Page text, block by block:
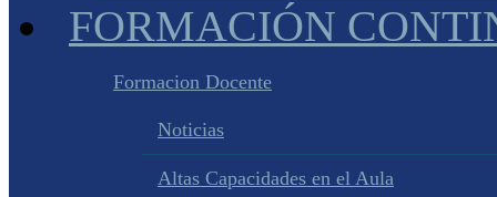
FORMACIÓN
Formacion Docente
Noticias
Altas Capacidades en el Aula